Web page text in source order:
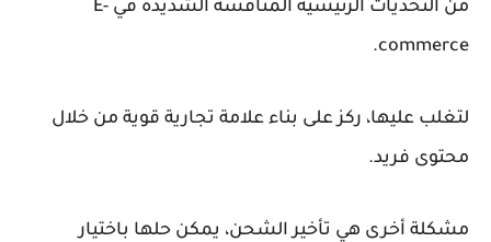
من التحديات الرئيسية المنافسة الشديدة في E-
commerce.
لتغلب عليها، ركز على بناء علامة تجارية قوية من خلال
محتوى فريد.
مشكلة أخرى هي تأخير الشحن، يمكن حلها باختيار